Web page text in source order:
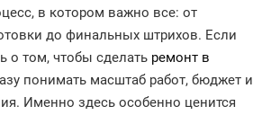
в котором важно все: от
до финальных штрихов. Если
о том, чтобы сделать ремонт в
понимать масштаб работ, бюджет и
Именно здесь особенно ценится